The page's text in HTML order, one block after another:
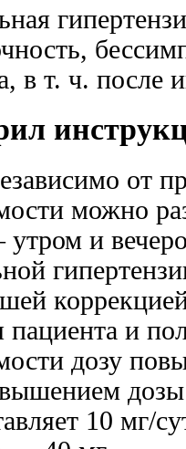
в т. ч. после
от
можно
и
пациента и
дозу
10 мг/